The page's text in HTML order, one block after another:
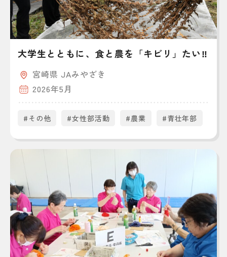
大学生とともに、食と農を「キビリ」たい‼
宮崎県 JAみやざき
2026年5月
#その他 #女性部活動 #農業 #青壮年部